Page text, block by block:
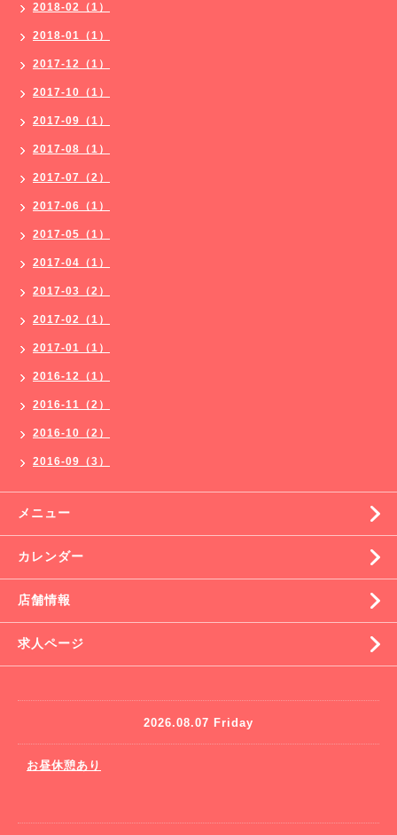
2018-02（1）
2018-01（1）
2017-12（1）
2017-10（1）
2017-09（1）
2017-08（1）
2017-07（2）
2017-06（1）
2017-05（1）
2017-04（1）
2017-03（2）
2017-02（1）
2017-01（1）
2016-12（1）
2016-11（2）
2016-10（2）
2016-09（3）
メニュー
カレンダー
店舗情報
求人ページ
2026.08.07 Friday
お昼休憩あり